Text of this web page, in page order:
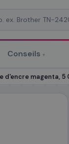
Conseils ▾
d'encre magenta,